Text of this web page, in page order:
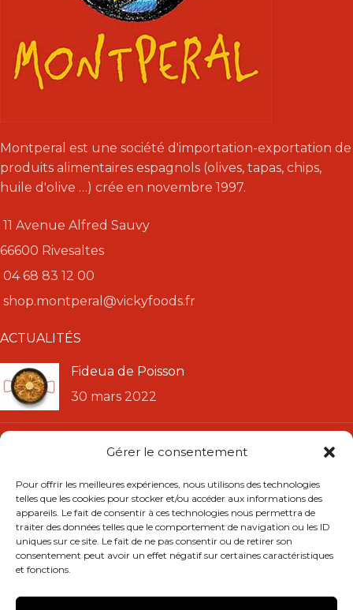
Gérer le consentement
Pour offrir les meilleures expériences, nous utilisons des technologies
telles que les cookies pour stocker et/ou accéder aux informations des
appareils. Le fait de consentir à ces technologies nous permettra de
traiter des données telles que le comportement de navigation ou les ID
uniques sur ce site. Le fait de ne pas consentir ou de retirer son
consentement peut avoir un effet négatif sur certaines caractéristiques
et fonctions.
Montperal est une société d'importation-exportation de
produits alimentaires espagnols (olives, tapas, chips,
huile d'olive …) crée en novembre 1997.
11 Avenue Alfred Sauvy
66600 Rivesaltes
04 68 83 12 00
shop.montperal@vickyfoods.fr
ACTUALITÉS
Fideua de Poisson
30 mars 2022
LIENS UTILES
CGU
CGV
Politique de confidentialité